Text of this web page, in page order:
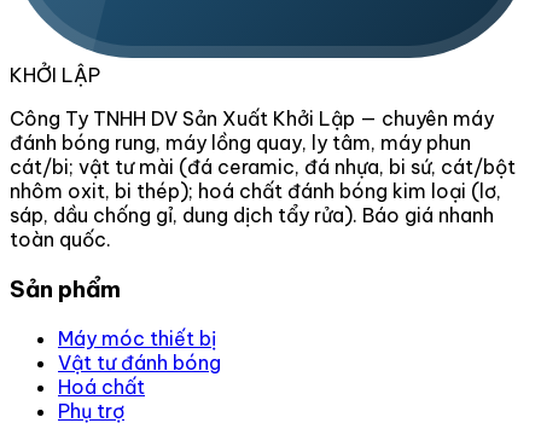
KHỞI LẬP
Công Ty TNHH DV Sản Xuất Khởi Lập — chuyên máy
đánh bóng rung, máy lồng quay, ly tâm, máy phun
cát/bi; vật tư mài (đá ceramic, đá nhựa, bi sứ, cát/bột
nhôm oxit, bi thép); hoá chất đánh bóng kim loại (lơ,
sáp, dầu chống gỉ, dung dịch tẩy rửa). Báo giá nhanh
toàn quốc.
Sản phẩm
Máy móc thiết bị
Vật tư đánh bóng
Hoá chất
Phụ trợ